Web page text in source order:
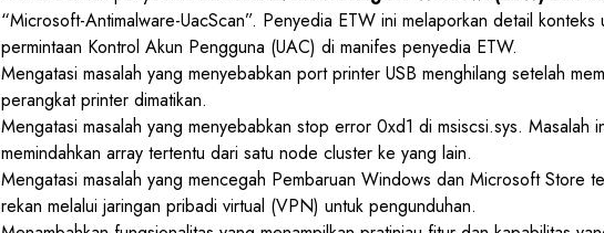
“Microsoft-Antimalware-UacScan”. Penyedia ETW ini melaporkan detail konteks
permintaan Kontrol Akun Pengguna (UAC) di manifes penyedia ETW.
Mengatasi masalah yang menyebabkan port printer USB menghilang setelah
perangkat printer dimatikan.
Mengatasi masalah yang menyebabkan stop error 0xd1 di msiscsi.sys. Masalah
memindahkan array tertentu dari satu node cluster ke yang lain.
Mengatasi masalah yang mencegah Pembaruan Windows dan Microsoft Store
rekan melalui jaringan pribadi virtual (VPN) untuk pengunduhan.